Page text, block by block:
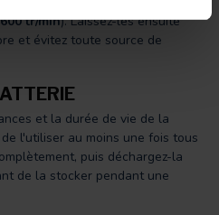
600 tr/min). Laissez-les ensuite
et évitez toute source de
et la durée de vie de la
l'utiliser au moins une fois tous
puis déchargez-la
de la stocker pendant une